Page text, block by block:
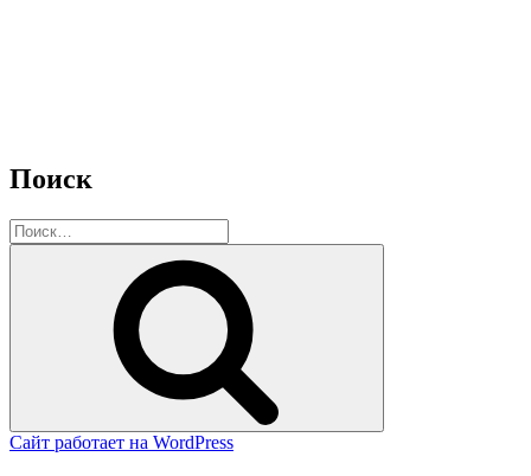
Поиск
Искать:
Сайт работает на WordPress